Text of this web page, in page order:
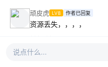
顽皮虎 LV8 作者已回复
资源丢失，，，，
说点什么...